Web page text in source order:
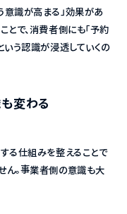
意識が高まる」効果があ
とで、消費者側にも「予約
いう認識が浸透していくの
変わる
る仕組みを整えることで
ん。事業者側の意識も大